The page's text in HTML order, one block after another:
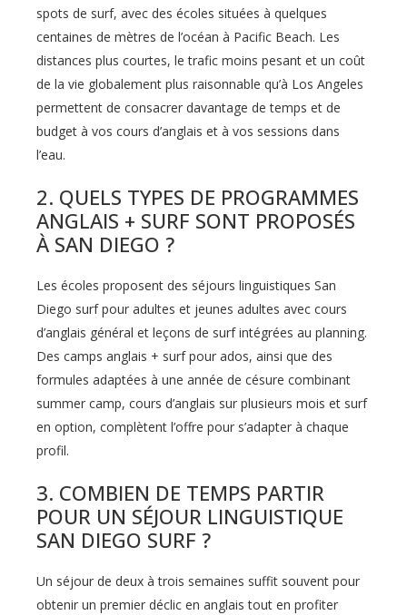
spots de surf, avec des écoles situées à quelques
centaines de mètres de l’océan à Pacific Beach. Les
distances plus courtes, le trafic moins pesant et un coût
de la vie globalement plus raisonnable qu’à Los Angeles
permettent de consacrer davantage de temps et de
budget à vos cours d’anglais et à vos sessions dans
l’eau.
2. QUELS TYPES DE PROGRAMMES
ANGLAIS + SURF SONT PROPOSÉS
À SAN DIEGO ?
Les écoles proposent des séjours linguistiques San
Diego surf pour adultes et jeunes adultes avec cours
d’anglais général et leçons de surf intégrées au planning.
Des camps anglais + surf pour ados, ainsi que des
formules adaptées à une année de césure combinant
summer camp, cours d’anglais sur plusieurs mois et surf
en option, complètent l’offre pour s’adapter à chaque
profil.
3. COMBIEN DE TEMPS PARTIR
POUR UN SÉJOUR LINGUISTIQUE
SAN DIEGO SURF ?
Un séjour de deux à trois semaines suffit souvent pour
obtenir un premier déclic en anglais tout en profiter